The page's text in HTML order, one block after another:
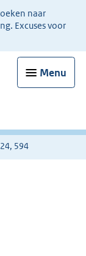
naar
Excuses voor
Menu
594